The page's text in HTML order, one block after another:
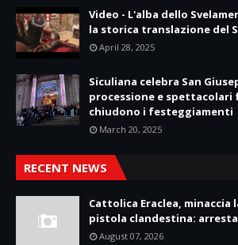
Video - L'alba dello
la storica translazione del
April 28, 2025
Siculiana celebra San
processione e spettacolari
chiudono i festeggiamenti
March 20, 2025
RECENT NEWS
Cattolica Eraclea, minaccia
pistola clandestina:
August 07, 2026